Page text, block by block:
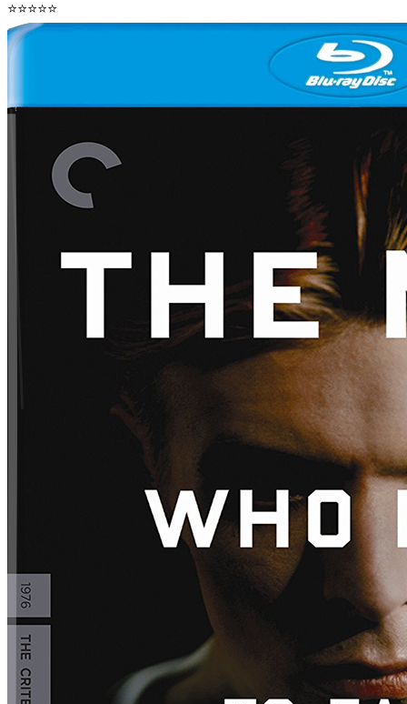
⭐⭐⭐⭐⭐